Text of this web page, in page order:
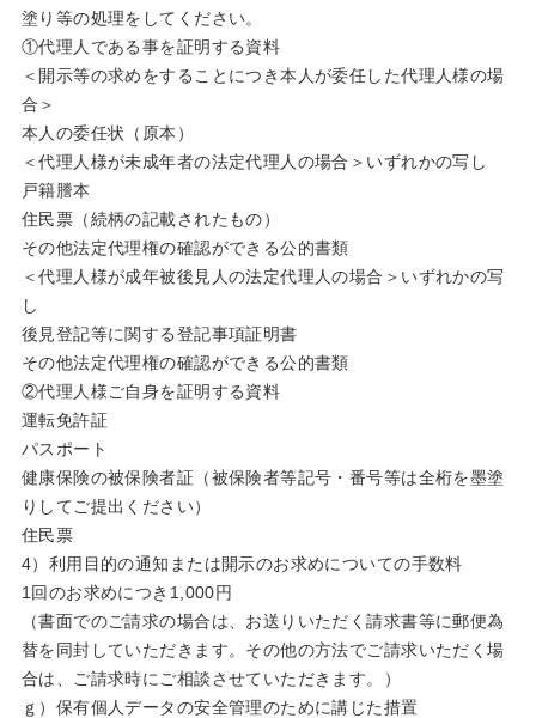
塗り等の処理をしてください。
①代理人である事を証明する資料
＜開示等の求めをすることにつき本人が委任した代理人様の場
合＞
本人の委任状（原本）
＜代理人様が未成年者の法定代理人の場合＞いずれかの写し
戸籍謄本
住民票（続柄の記載されたもの）
その他法定代理権の確認ができる公的書類
＜代理人様が成年被後見人の法定代理人の場合＞いずれかの写
し
後見登記等に関する登記事項証明書
その他法定代理権の確認ができる公的書類
②代理人様ご自身を証明する資料
運転免許証
パスポート
健康保険の被保険者証（被保険者等記号・番号等は全桁を墨塗
りしてご提出ください）
住民票
4）利用目的の通知または開示のお求めについての手数料
1回のお求めにつき1,000円
（書面でのご請求の場合は、お送りいただく請求書等に郵便為
替を同封していただきます。その他の方法でご請求いただく場
合は、ご請求時にご相談させていただきます。）
ｇ）保有個人データの安全管理のために講じた措置